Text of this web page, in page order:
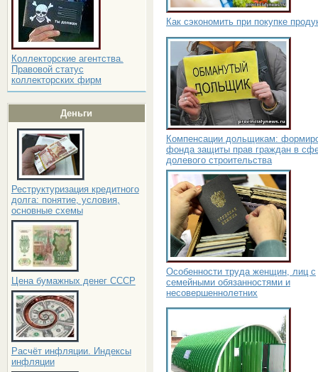
Коллекторские агентства.
Правовой статус
коллекторских фирм
Деньги
Реструктуризация кредитного
долга: понятие, условия,
основные схемы
Цена бумажных денег СССР
Расчёт инфляции. Индексы
инфляции
Как сэкономить при покупке
Компенсации дольщикам:
фонда защиты прав граждан в
долевого строительства
Особенности труда женщин, лиц с
семейными обязанностями и
несовершеннолетних